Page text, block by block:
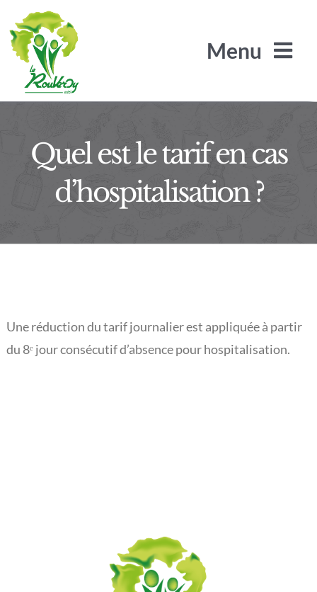
Passer
au
contenu
Menu
L’Arbre de Jade
Les Arilles
L’actualité du Rouveroy
Quel est le tarif en cas
d’hospitalisation ?
Une réduction du tarif journalier est appliquée à partir
du 8ᵉ jour consécutif d’absence pour hospitalisation.